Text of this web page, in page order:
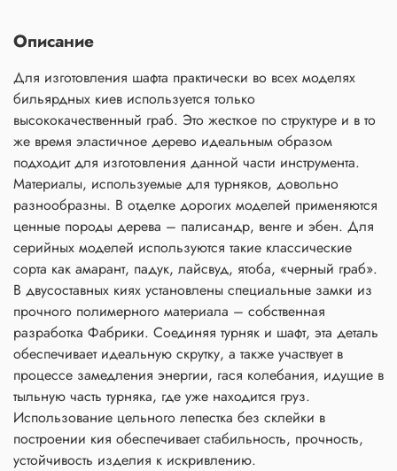
Описание
Для изготовления шафта практически во всех моделях
бильярдных киев используется только
высококачественный граб. Это жесткое по структуре и в то
же время эластичное дерево идеальным образом
подходит для изготовления данной части инструмента.
Материалы, используемые для турняков, довольно
разнообразны. В отделке дорогих моделей применяются
ценные породы дерева – палисандр, венге и эбен. Для
серийных моделей используются такие классические
сорта как амарант, падук, лайсвуд, ятоба, «черный граб».
В двусоставных киях установлены специальные замки из
прочного полимерного материала – собственная
разработка Фабрики. Соединяя турняк и шафт, эта деталь
обеспечивает идеальную скрутку, а также участвует в
процессе замедления энергии, гася колебания, идущие в
тыльную часть турняка, где уже находится груз.
Использование цельного лепестка без склейки в
построении кия обеспечивает стабильность, прочность,
устойчивость изделия к искривлению.